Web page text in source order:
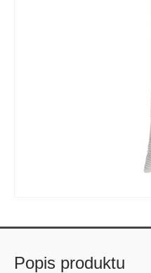
Popis produktu